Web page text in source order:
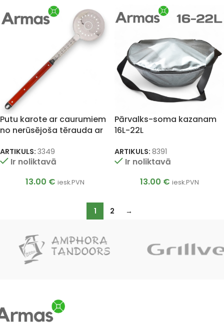
Putu karote ar caurumiem
no nerūsējoša tērauda ar
ARTIKULS: 3349
Ir noliktavā
13.00 € iesk.PVN
Pārvalks-soma kazanam
16L-22L
ARTIKULS: 8391
Ir noliktavā
13.00 € iesk.PVN
1 2 →